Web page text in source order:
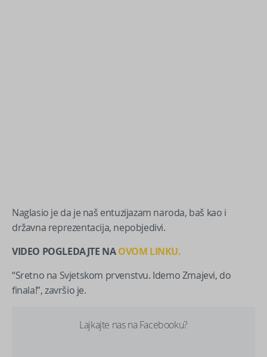
Naglasio je da je naš entuzijazam naroda, baš kao i
državna reprezentacija, nepobjedivi.
VIDEO POGLEDAJTE NAOVOM LINKU.
“Sretno na Svjetskom prvenstvu. Idemo Zmajevi, do
finala!”, završio je.
Lajkajte nas na Facebooku?